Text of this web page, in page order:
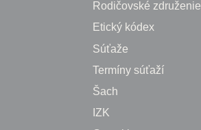
Rodičovské združenie
Etický kódex
Súťaže
Termíny súťaží
Šach
IZK